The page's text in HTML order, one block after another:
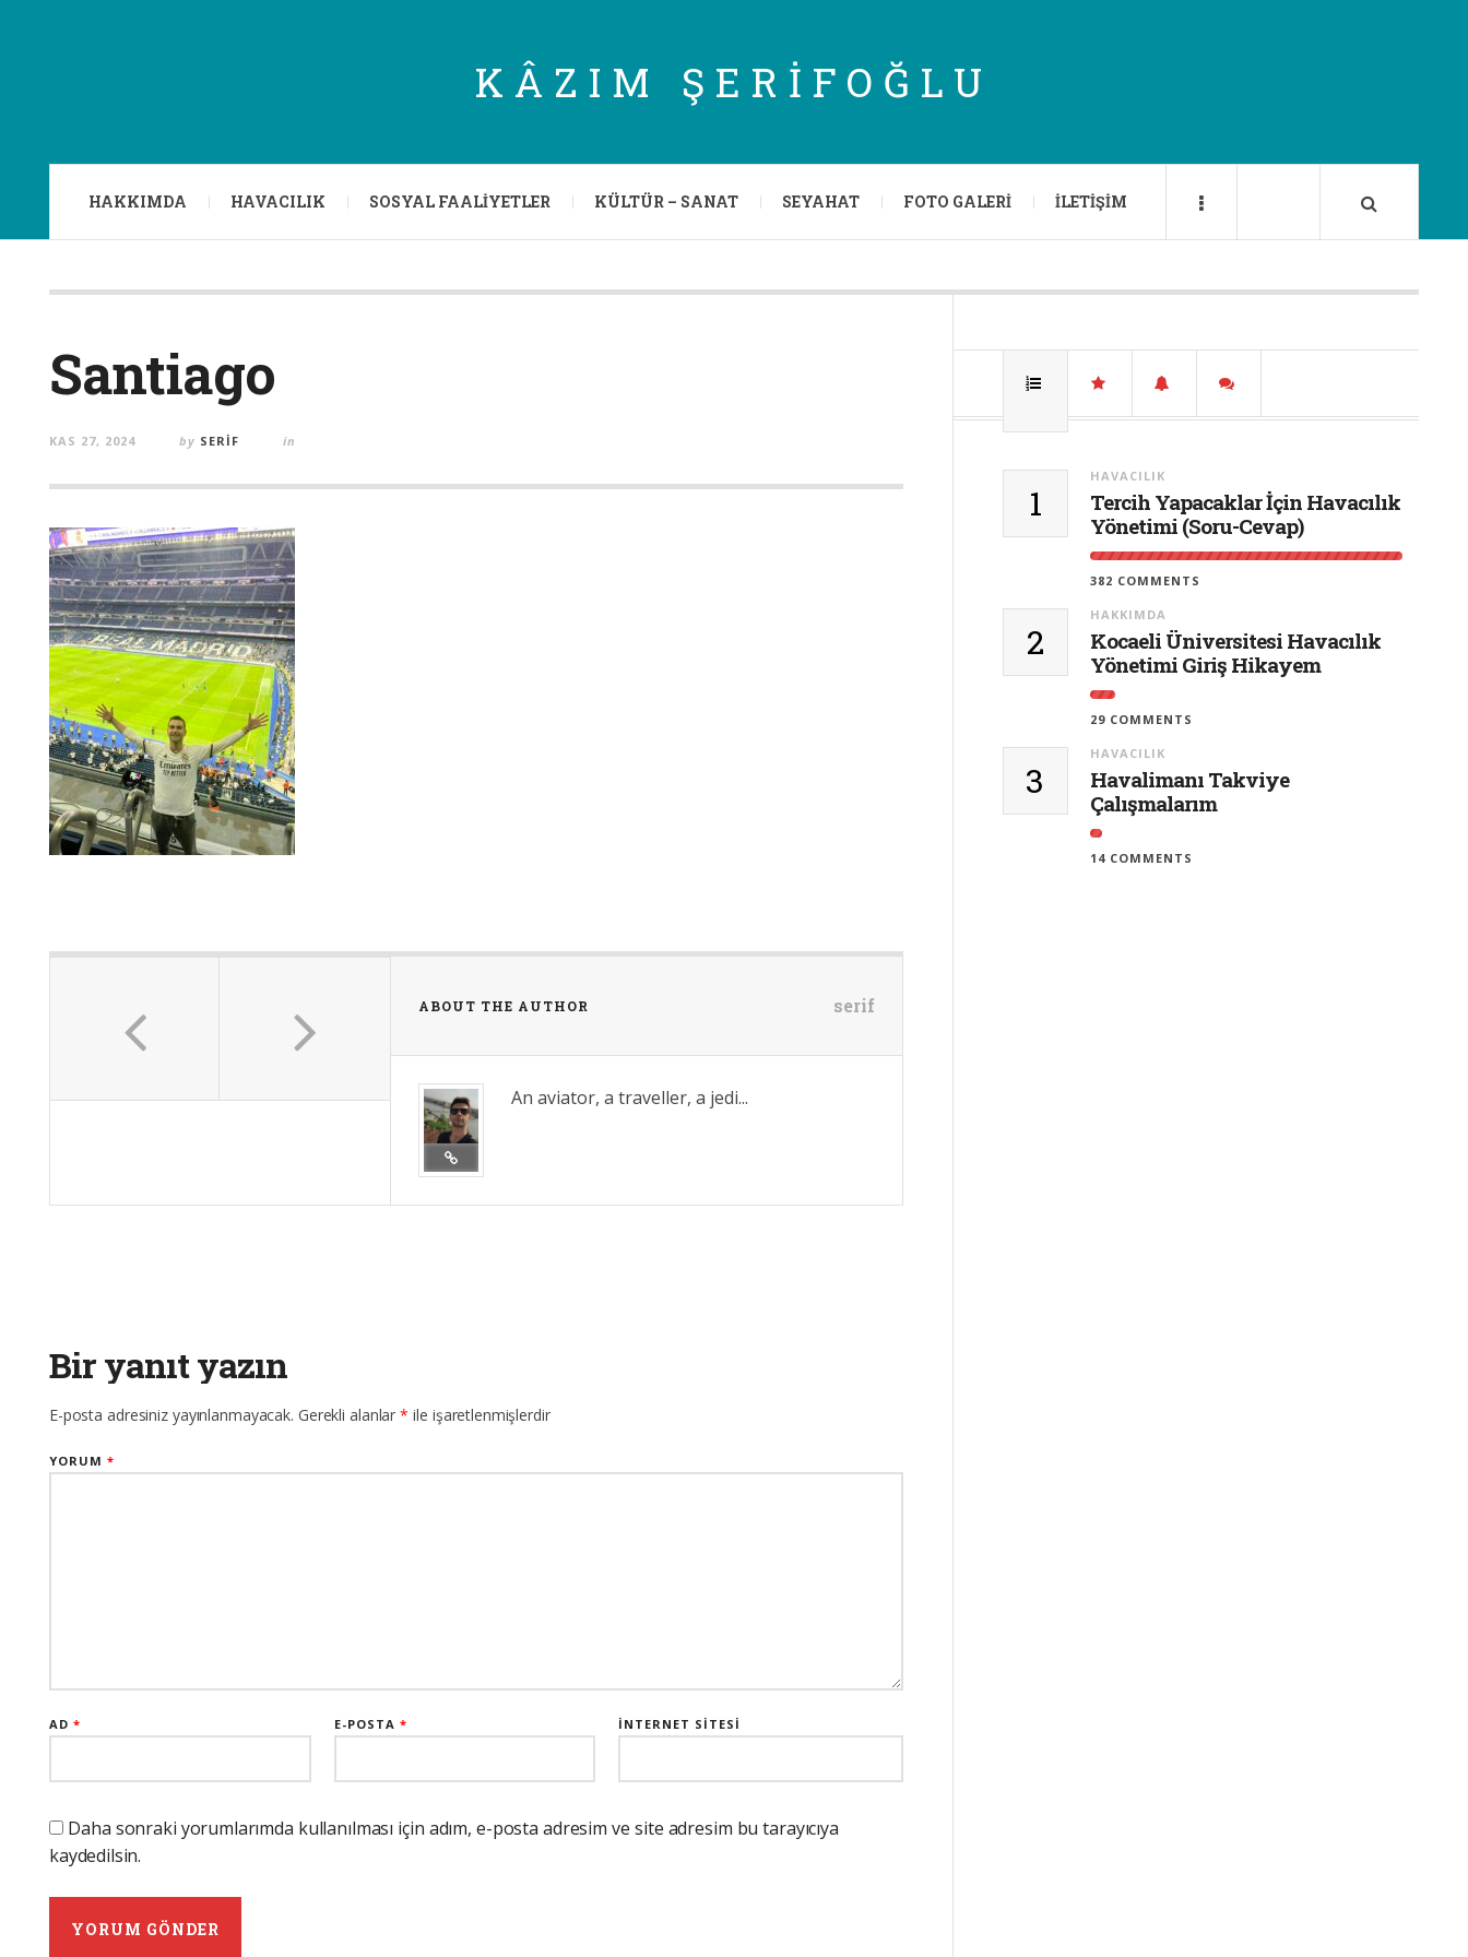
KÂZIM ŞERIFOĞLU
HAKKIMDA HAVACILIK SOSYAL FAALIYETLER KÜLTÜR – SANAT SEYAHAT FOTO GALERI İLETIŞIM
Santiago
KAS 27, 2024 by SERIF in
ABOUT THE AUTHOR serif
An aviator, a traveller, a jedi...
Bir yanıt yazın
E-posta adresiniz yayınlanmayacak. Gerekli alanlar* ile işaretlenmişlerdir
YORUM*
AD* E-POSTA * İNTERNET SITESI
Daha sonraki yorumlarımda kullanılması için adım, e-posta adresim ve site adresim bu tarayıcıya
kaydedilsin.
1
HAVACILIK
Tercih Yapacaklar İçin Havacılık
Yönetimi (Soru-Cevap)
382 COMMENTS
2
HAKKIMDA
Kocaeli Üniversitesi Havacılık
Yönetimi Giriş Hikayem
29 COMMENTS
3
HAVACILIK
Havalimanı Takviye
Çalışmalarım
14 COMMENTS